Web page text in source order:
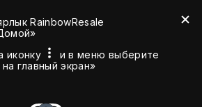
RainbowResale
иконку
и в меню выберите
главный экран»